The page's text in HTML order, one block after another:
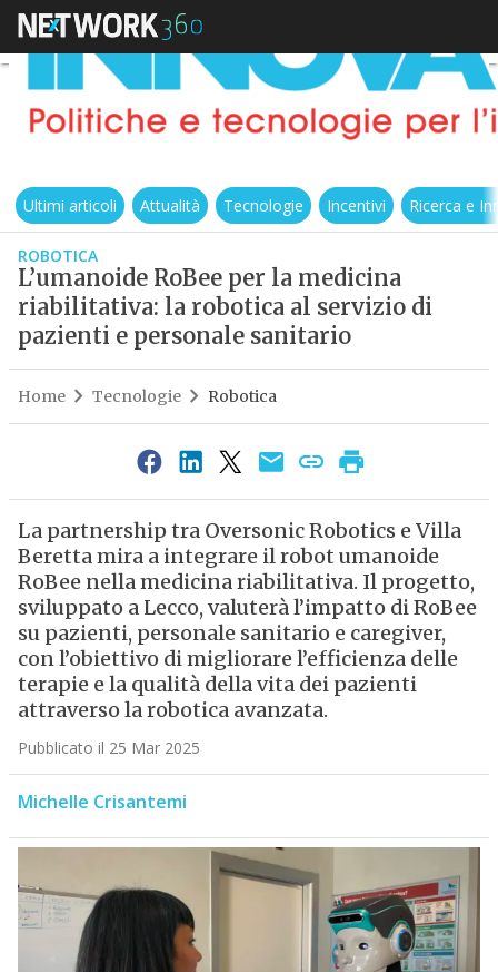
Ultimi articoli Attualità Tecnologie Incentivi Ricerca e
ROBOTICA
L’umanoide RoBee per la medicina
riabilitativa: la robotica al servizio di
pazienti e personale sanitario
Home Tecnologie Robotica
La partnership tra Oversonic Robotics e Villa
Beretta mira a integrare il robot umanoide
RoBee nella medicina riabilitativa. Il progetto,
sviluppato a Lecco, valuterà l’impatto di RoBee
su pazienti, personale sanitario e caregiver,
con l’obiettivo di migliorare l’efficienza delle
terapie e la qualità della vita dei pazienti
attraverso la robotica avanzata.
Pubblicato il 25 Mar 2025
Michelle Crisantemi